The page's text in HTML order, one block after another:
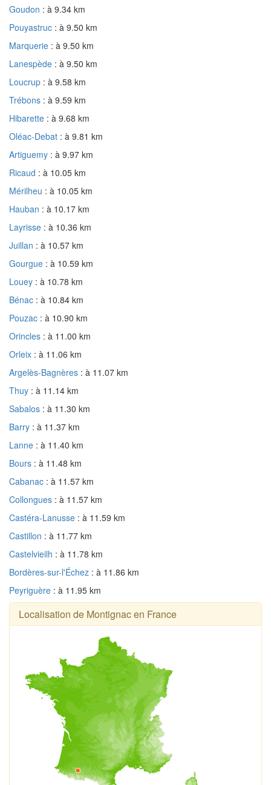
Goudon : à 9.34 km
Pouyastruc : à 9.50 km
Marquerie : à 9.50 km
Lanespède : à 9.50 km
Loucrup : à 9.58 km
Trébons : à 9.59 km
Hibarette : à 9.68 km
Oléac-Debat : à 9.81 km
Artiguemy : à 9.97 km
Ricaud : à 10.05 km
Mérilheu : à 10.05 km
Hauban : à 10.17 km
Layrisse : à 10.36 km
Juillan : à 10.57 km
Gourgue : à 10.59 km
Louey : à 10.78 km
Bénac : à 10.84 km
Pouzac : à 10.90 km
Orincles : à 11.00 km
Orleix : à 11.06 km
Argelès-Bagnères : à 11.07 km
Thuy : à 11.14 km
Sabalos : à 11.30 km
Barry : à 11.37 km
Lanne : à 11.40 km
Bours : à 11.48 km
Cabanac : à 11.57 km
Collongues : à 11.57 km
Castéra-Lanusse : à 11.59 km
Castillon : à 11.77 km
Castelvieilh : à 11.78 km
Bordères-sur-l'Échez : à 11.86 km
Peyriguère : à 11.95 km
Localisation de Montignac en France